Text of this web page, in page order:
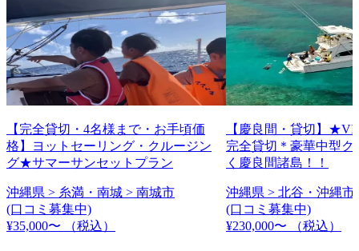
【完全貸切・4名様まで・お手頃価
格】ヨットセーリング・クルージン
グ★サマーサンセットプラン
沖縄県 > 糸満・南城 > 南城市
(口コミ募集中)
¥35,000〜
（税込）
【慶良間・貸切】
完全貸切＊豪華中型ク
く慶良間諸島！！
沖縄県 > 北谷・沖縄市
(口コミ募集中)
¥230,000〜
（税込）